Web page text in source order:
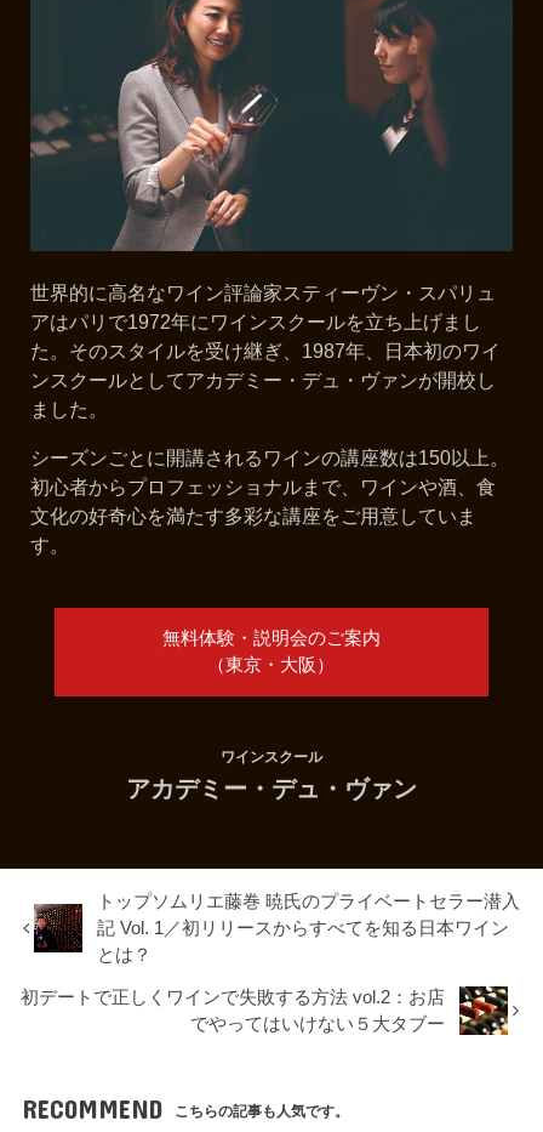
世界的に高名なワイン評論家スティーヴン・スパリュ
アはパリで1972年にワインスクールを立ち上げまし
た。そのスタイルを受け継ぎ、1987年、日本初のワイ
ンスクールとしてアカデミー・デュ・ヴァンが開校し
ました。
シーズンごとに開講されるワインの講座数は150以上。
初心者からプロフェッショナルまで、ワインや酒、食
文化の好奇心を満たす多彩な講座をご用意していま
す。
無料体験・説明会のご案内
（東京・大阪）
ワインスクール
アカデミー・デュ・ヴァン
トップソムリエ藤巻 暁氏のプライベートセラー潜入
記 Vol. 1／初リリースからすべてを知る日本ワイン
とは？
初デートで正しくワインで失敗する方法 vol.2：お店
でやってはいけない５大タブー
RECOMMEND こちらの記事も人気です。